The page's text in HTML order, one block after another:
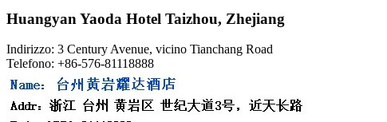
Huangyan Yaoda Hotel Taizhou, Zhejiang
Indirizzo: 3 Century Avenue, vicino Tianchang Road
Telefono: +86-576-81118888